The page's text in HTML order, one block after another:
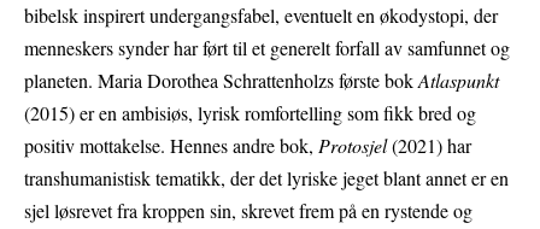
bibelsk inspirert undergangsfabel, eventuelt en økodystopi, der
menneskers synder har ført til et generelt forfall av samfunnet og
planeten. Maria Dorothea Schrattenholzs første bokAtlaspunkt
(2015) er en ambisiøs, lyrisk romfortelling som fikk bred og
positiv mottakelse. Hennes andre bok, Protosjel(2021) har
transhumanistisk tematikk, der det lyriske jeget blant annet er en
sjel løsrevet fra kroppen sin, skrevet frem på en rystende og